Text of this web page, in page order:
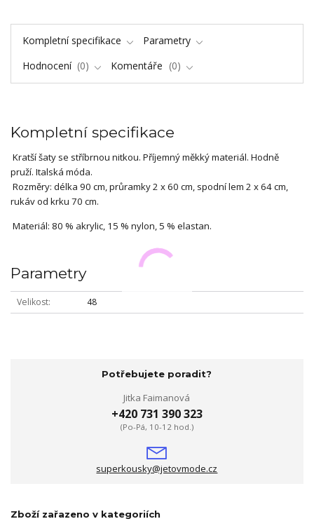
Kompletní specifikace
Parametry
Hodnocení
0 Komentáře 0
Kompletní specifikace
Kratší šaty se stříbrnou nitkou. Příjemný měkký materiál. Hodně
pruží. Italská móda.
Rozměry: délka 90 cm, průramky 2 x 60 cm, spodní lem 2 x 64 cm,
rukáv od krku 70 cm.
Materiál: 80 % akrylic, 15 % nylon, 5 % elastan.
Parametry
Velikost 48
Potřebujete poradit?
Jitka Faimanová
+420 731 390 323
(Po-Pá, 10-12 hod.)
superkousky@jetovmode.cz
Zboží zařazeno v kategoriích